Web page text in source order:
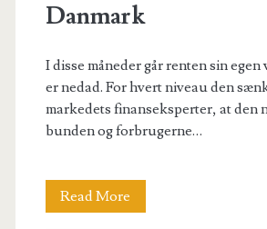
Danmark
I disse måneder går renten sin egen
er nedad. For hvert niveau den
markedets finanseksperter, at den
bunden og forbrugerne…
Read More